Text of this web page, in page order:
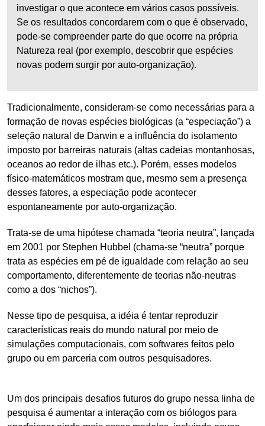
investigar o que acontece em vários casos possíveis.
Se os resultados concordarem com o que é observado,
pode-se compreender parte do que ocorre na própria
Natureza real (por exemplo, descobrir que espécies
novas podem surgir por auto-organização).
Tradicionalmente, consideram-se como necessárias para a
formação de novas espécies biológicas (a “especiação”) a
seleção natural de Darwin e a influência do isolamento
imposto por barreiras naturais (altas cadeias montanhosas,
oceanos ao redor de ilhas etc.). Porém, esses modelos
físico-matemáticos mostram que, mesmo sem a presença
desses fatores, a especiação pode acontecer
espontaneamente por auto-organização.
Trata-se de uma hipótese chamada “teoria neutra”, lançada
em 2001 por Stephen Hubbel (chama-se “neutra” porque
trata as espécies em pé de igualdade com relação ao seu
comportamento, diferentemente de teorias não-neutras
como a dos “nichos”).
Nesse tipo de pesquisa, a idéia é tentar reproduzir
características reais do mundo natural por meio de
simulações computacionais, com softwares feitos pelo
grupo ou em parceria com outros pesquisadores.
Um dos principais desafios futuros do grupo nessa linha de
pesquisa é aumentar a interação com os biólogos para